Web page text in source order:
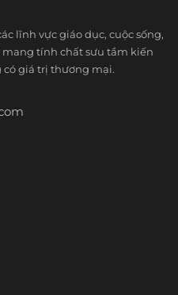
lĩnh vực giáo dục, cuộc sống,
tính chất sưu tầm kiến
có giá trị thương mại.